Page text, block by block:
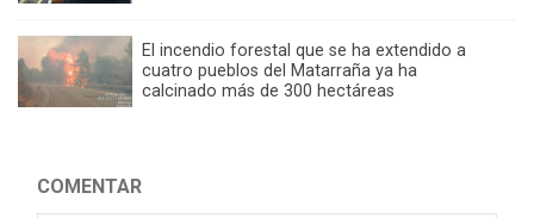
El incendio forestal que se ha extendido a
cuatro pueblos del Matarraña ya ha
calcinado más de 300 hectáreas
COMENTAR